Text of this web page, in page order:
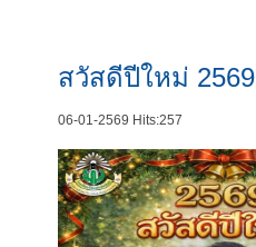
สวัสดีปีใหม่ 2569
06-01-2569 Hits:257